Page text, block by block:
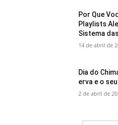
Por Que
Playlists
Sistema
14 de abril de
Dia do
erva e o
2 de abril de